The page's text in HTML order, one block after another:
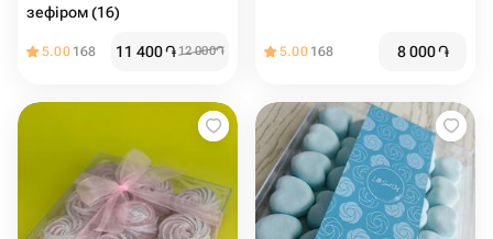
зефіром (16)
5.00 168 11 400֏12 000֏ 5.00 168 8 000֏